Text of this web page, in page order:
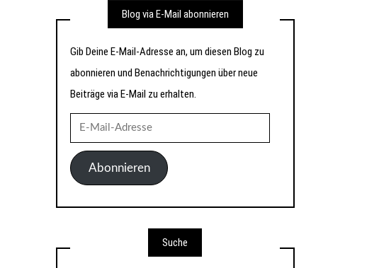
Blog via E-Mail abonnieren
Gib Deine E-Mail-Adresse an, um diesen Blog zu
abonnieren und Benachrichtigungen über neue
Beiträge via E-Mail zu erhalten.
Mail-
AdresseAbonnieren
Suche